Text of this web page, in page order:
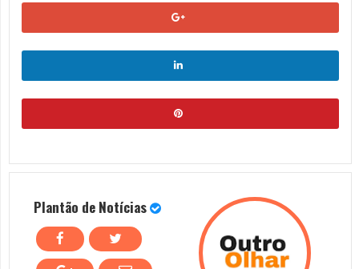
Plantão de Notícias